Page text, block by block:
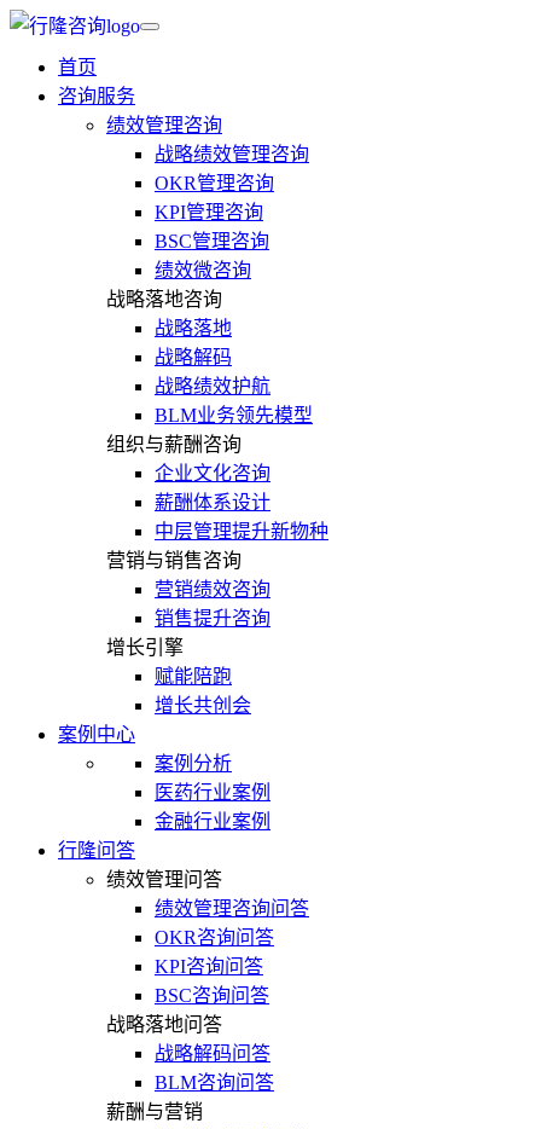
首页
咨询服务
绩效管理咨询
战略绩效管理咨询
OKR管理咨询
KPI管理咨询
BSC管理咨询
绩效微咨询
战略落地咨询
战略落地
战略解码
战略绩效护航
BLM业务领先模型
组织与薪酬咨询
企业文化咨询
薪酬体系设计
中层管理提升新物种
营销与销售咨询
营销绩效咨询
销售提升咨询
增长引擎
赋能陪跑
增长共创会
案例中心
案例分析
医药行业案例
金融行业案例
行隆问答
绩效管理问答
绩效管理咨询问答
OKR咨询问答
KPI咨询问答
BSC咨询问答
战略落地问答
战略解码问答
BLM咨询问答
薪酬与营销